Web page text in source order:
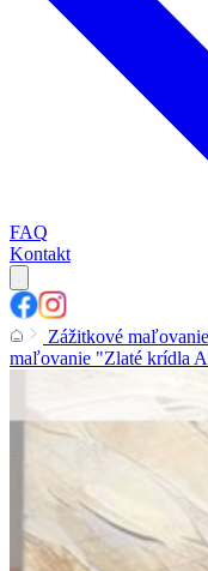
FAQ
Kontakt
Zážitkové maľovanie
maľovanie "Zlaté krídla